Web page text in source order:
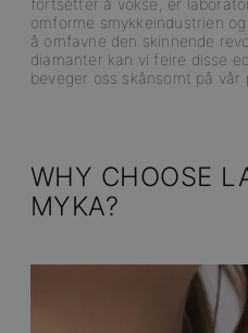
omforme smykkeindustrien
å omfavne den skinnende
diamanter kan vi feire disse
beveger oss skånsomt på vår
WHY CHOOSE
MYKA?